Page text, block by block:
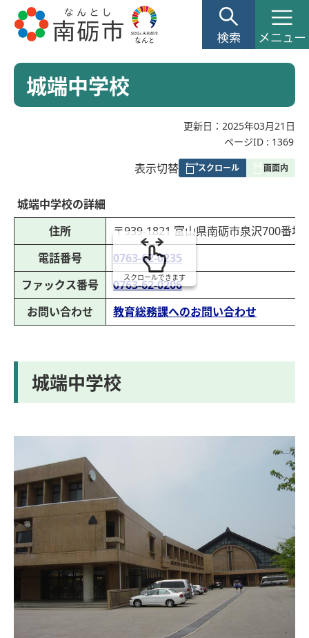
城端中学校
更新日：2025年03月21日
ページID : 1369
表
の
表示切替
城端中学校の詳細
住所
〒939-1821 富山県南砺市泉沢700番地
電話番号
0763-62-0235
ファックス番号
0763-62-0206
お問い合わせ
教育総務課へのお問い合わせ
スクロールできます
城端中学校